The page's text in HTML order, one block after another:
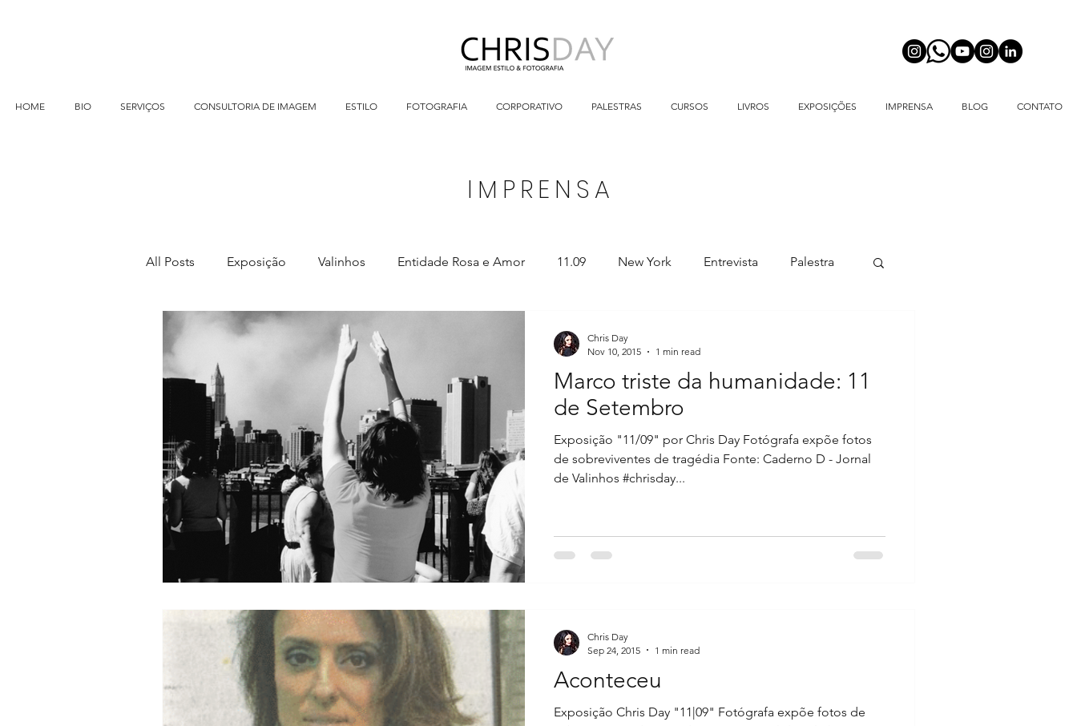
HOME BIO SERVIÇOS CONSULTORIA DE IMAGEM ESTILO FOTOGRAFIA CORPORATIVO PALESTRAS CURSOS LIVROS EXPOSIÇÕES IMPRENSA BLOG CONTATO
IMPRENSA
All Posts Exposição Valinhos Entidade Rosa e Amor 11.09 New York Entrevista Palestra
Livro Europa LIVES E do teu ventre nascerão novos mun
Terno das Almas Livro 11.09 Seu Sangue é Ouro
Marco triste da humanidade: 11
de Setembro
Exposição "11/09" por Chris Day Fotógrafa expõe fotos
de sobreviventes de tragédia Fonte: Caderno D - Jornal
de Valinhos #chrisday...
Chris Day
Nov 10, 2015
1 min read
Aconteceu
Exposição Chris Day "11|09" Fotógrafa expõe fotos de
Chris Day
Sep 24, 2015
1 min read